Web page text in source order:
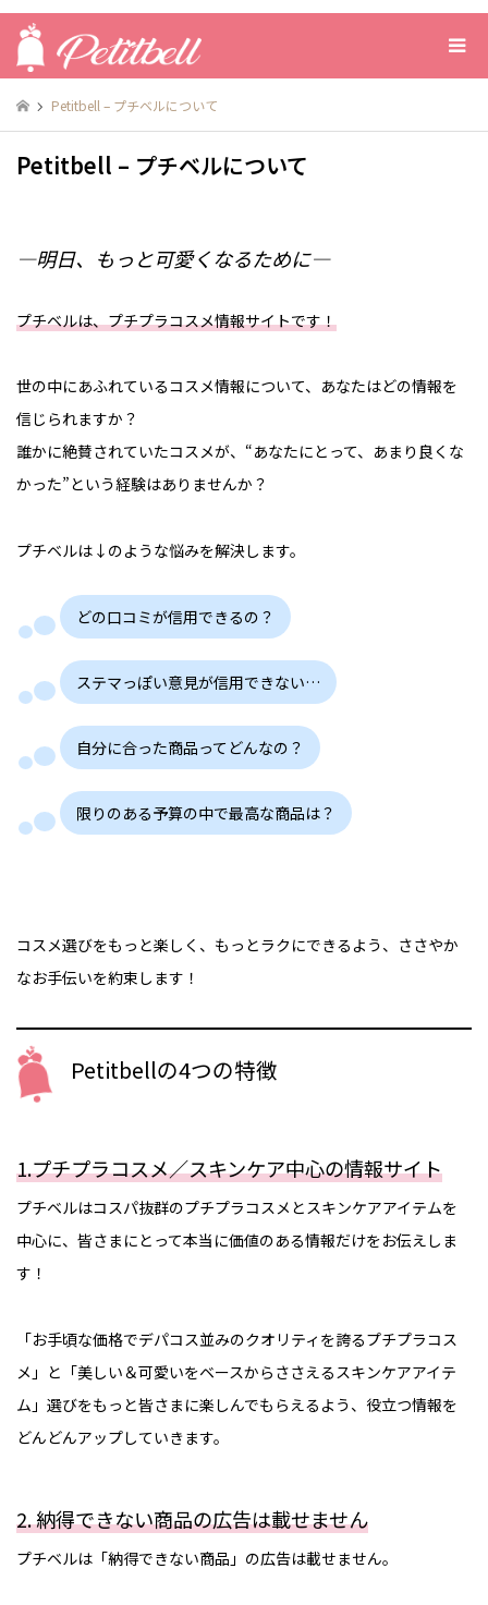
Petitbell – プチベルについて
Petitbell – プチベルについて
―明日、もっと可愛くなるために―
プチベルは、プチプラコスメ情報サイトです！
世の中にあふれているコスメ情報について、あなたはどの情報を
信じられますか？
誰かに絶賛されていたコスメが、“あなたにとって、あまり良くな
かった”という経験はありませんか？
プチベルは↓のような悩みを解決します。
どの口コミが信用できるの？
ステマっぽい意見が信用できない…
自分に合った商品ってどんなの？
限りのある予算の中で最高な商品は？
コスメ選びをもっと楽しく、もっとラクにできるよう、ささやか
なお手伝いを約束します！
Petitbellの4つの特徴
1.プチプラコスメ／スキンケア中心の情報サイト
プチベルはコスパ抜群のプチプラコスメとスキンケアアイテムを
中心に、皆さまにとって本当に価値のある情報だけをお伝えしま
す！
「お手頃な価格でデパコス並みのクオリティを誇るプチプラコス
メ」と「美しい＆可愛いをベースからささえるスキンケアアイテ
ム」選びをもっと皆さまに楽しんでもらえるよう、役立つ情報を
どんどんアップしていきます。
2. 納得できない商品の広告は載せません
プチベルは「納得できない商品」の広告は載せません。